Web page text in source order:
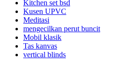
Kitchen set bsd
Kusen UPVC
Meditasi
mengecilkan perut buncit
Mobil klasik
Tas kanvas
vertical blinds